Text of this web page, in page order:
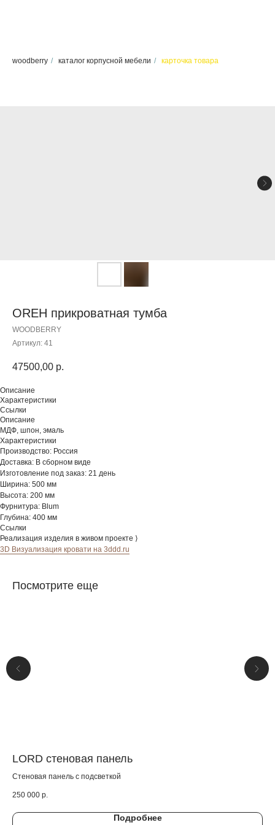
woodberry / каталог корпусной мебели / карточка товара
OREH прикроватная тумба
WOODBERRY
Артикул: 41
47500,00 р.
Описание
Характеристики
Ссылки
Описание
МДФ, шпон, эмаль
Характеристики
Производство: Россия
Доставка: В сборном виде
Изготовление под заказ: 21 день
Ширина: 500 мм
Высота: 200 мм
Фурнитура: Blum
Глубина: 400 мм
Ссылки
Реализация изделия в живом проекте ⟩
3D Визуализация кровати на 3ddd.ru
Посмотрите еще
LORD стеновая панель
Стеновая панель с подсветкой
250 000 р.
Подробнее